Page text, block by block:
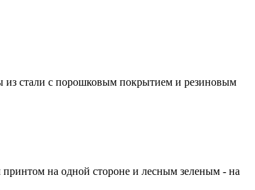
стали с порошковым покрытием и резиновым
на одной стороне и лесным зеленым - на